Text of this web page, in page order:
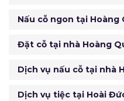
Nấu cỗ ngon tại Hoàng
Đặt cỗ tại nhà Hoàng
Dịch vụ nấu cỗ tại nhà
Dịch vụ tiệc tại Hoài